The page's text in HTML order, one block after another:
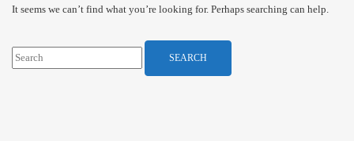
It seems we can’t find what you’re looking for. Perhaps searching can help.
SEARCH